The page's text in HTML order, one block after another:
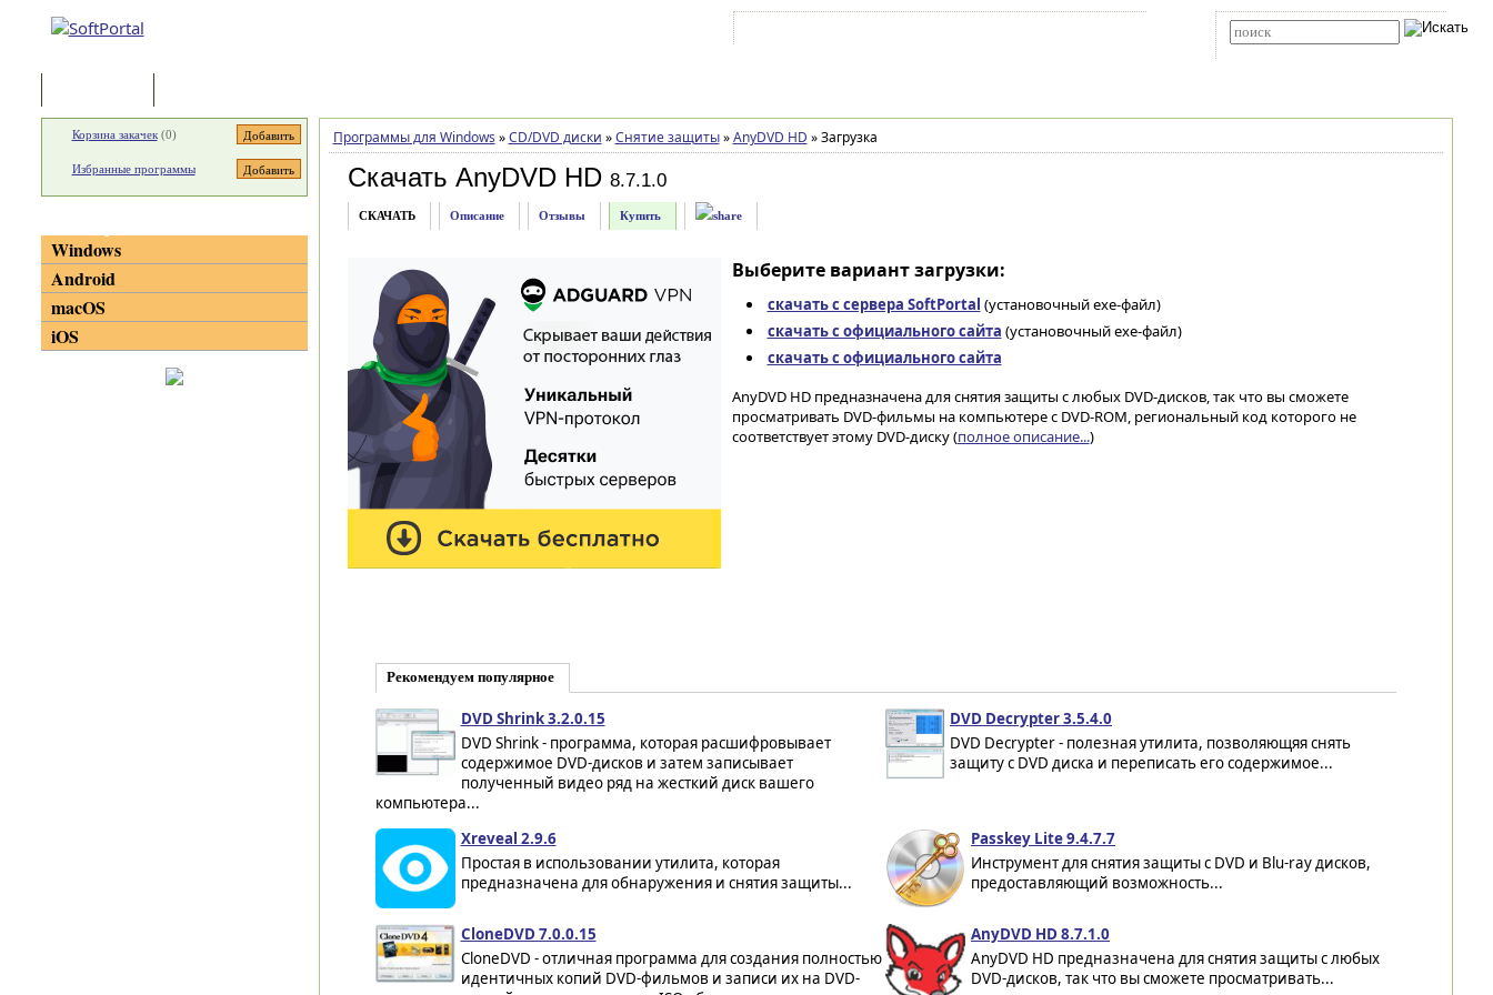
Программы для Windows » CD/DVD диски » Снятие защиты » AnyDVD HD »Загрузка
Скачать AnyDVD HD 8.7.1.0
СКАЧАТЬ Описание Отзывы Купить
Выберите вариант загрузки:
скачать с сервера SoftPortal (установочный exe-файл)
скачать с официального сайта (установочный exe-файл)
скачать с официального сайта
AnyDVD HD предназначена для снятия защиты с любых DVD-дисков, так что вы сможете
просматривать DVD-фильмы на компьютере с DVD-ROM, региональный код которого не
соответствует этому DVD-диску (полное описание...)
Рекомендуем популярное
DVD Shrink 3.2.0.15
DVD Shrink - программа, которая расшифровывает
содержимое DVD-дисков и затем записывает
полученный видео ряд на жесткий диск вашего
компьютера...
DVD Decrypter 3.5.4.0
DVD Decrypter - полезная утилита, позволяющяя снять
защиту с DVD диска и переписать его содержимое...
Xreveal 2.9.6
Простая в использовании утилита, которая
предназначена для обнаружения и снятия защиты...
Passkey Lite 9.4.7.7
Инструмент для снятия защиты с DVD и Blu-ray дисков,
предоставляющий возможность...
CloneDVD 7.0.0.15
CloneDVD - отличная программа для создания полностью
идентичных копий DVD-фильмов и записи их на DVD-
AnyDVD HD 8.7.1.0
AnyDVD HD предназначена для снятия защиты с любых
DVD-дисков, так что вы сможете просматривать...
Корзина закачек(0)
Избранные программы
Windows
Android
macOS
iOS